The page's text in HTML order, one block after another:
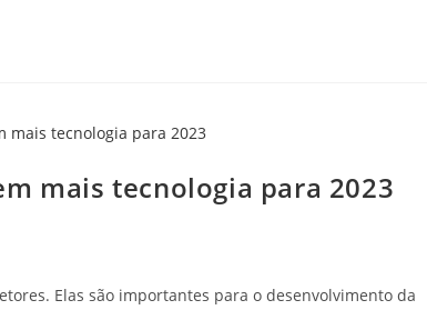
mais tecnologia para 2023
Elas são importantes para o desenvolvimento da